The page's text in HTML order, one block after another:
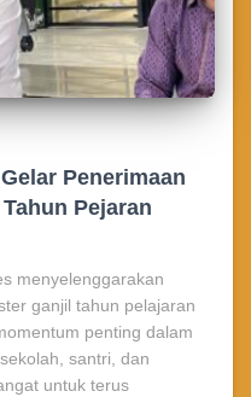
Penerimaan
Pejaran
menyelenggarakan
ganjil tahun pelajaran
penting dalam
santri, dan
untuk terus